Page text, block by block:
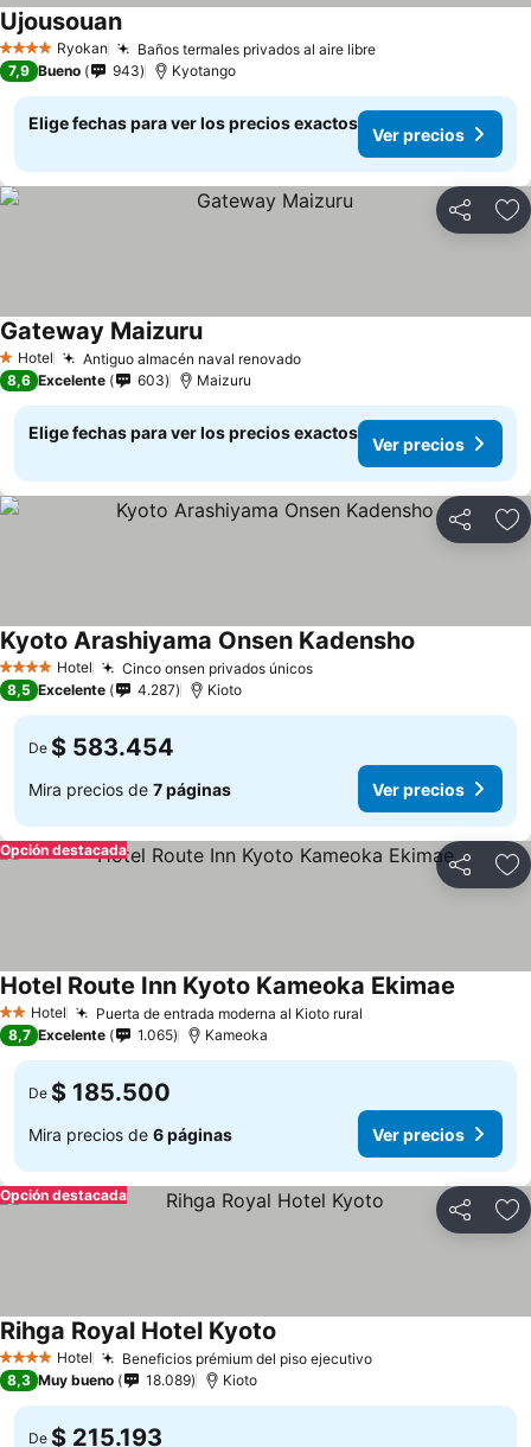
4 EstrellasRyokan Baños termales privados al aire libreVer precios
UjousouanVer precios
7,9 Bueno 943 Kyotango
Elige fechas para ver los precios exactos
Ver precios
Compartir
1 Estrellas
Hotel Antiguo almacén naval renovadoVer precios
Gateway MaizuruVer precios
8,6 Excelente 603 Maizuru
Elige fechas para ver los precios exactos
Ver precios
Compartir
4 EstrellasHotel Cinco onsen privados únicosVer precios
Kyoto Arashiyama Onsen Kadensho
8,5 Excelente 4.287 Kioto
De $ 583.454
Mira precios de 7 páginas Ver precios
Compartir
Opción destacada
2 Estrellas
Hotel Puerta de entrada moderna al Kioto rural
Hotel Route Inn Kyoto Kameoka Ekimae
8,7 Excelente 1.065 Kameoka
De $ 185.500
Mira precios de 6 páginas Ver precios
Compartir
Opción destacada
4 EstrellasHotel Beneficios prémium del piso ejecutivoVer precios
Rihga Royal Hotel Kyoto
8,3 Muy bueno 18.089 Kioto
De $ 215.193